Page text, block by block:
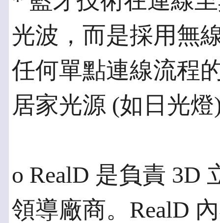
光波，而是採用無
任何單點連線流程
居家光源 (如日光
o RealD 是負責 3D
領導廠商。RealD